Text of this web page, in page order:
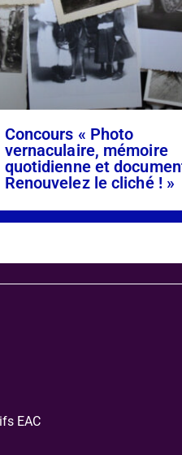
Concours « Photo
vernaculaire, mémoire
quotidienne et
Renouvelez le cliché ! »
EAC